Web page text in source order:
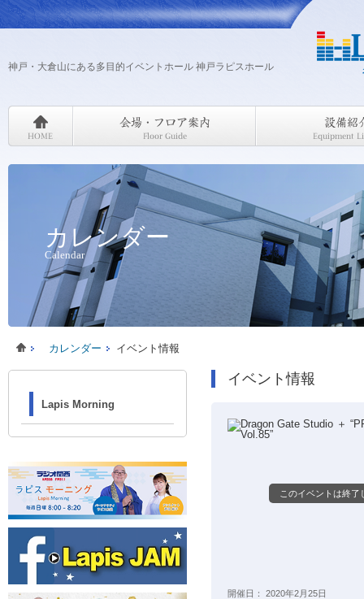
神戸・大倉山にある多目的イベントホール 神戸ラピスホール
カレンダー
Calendar
カレンダー イベント情報
Lapis Morning
イベント情報
開催日： 2020年2月25日
このイベントは終了